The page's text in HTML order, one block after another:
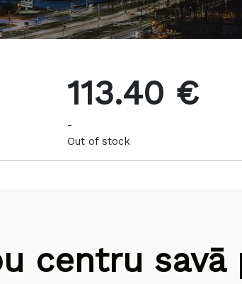
113.40 €
-
Out of stock
centru savā